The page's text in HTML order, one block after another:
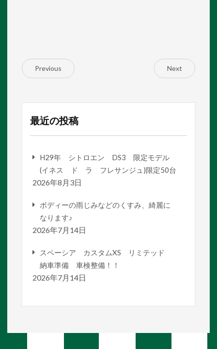
Previous Next
最近の投稿
H29年 シトロエン DS3 限定モデル
(イネス ド ラ フレサンジュ)限定50台
2026年8月3日
ボディーの雨じみなどのくすみ、綺麗に
なります♪
2026年7月14日
スペーシア カスタムXS リミテッド
納車準備 車検整備！！
2026年7月14日